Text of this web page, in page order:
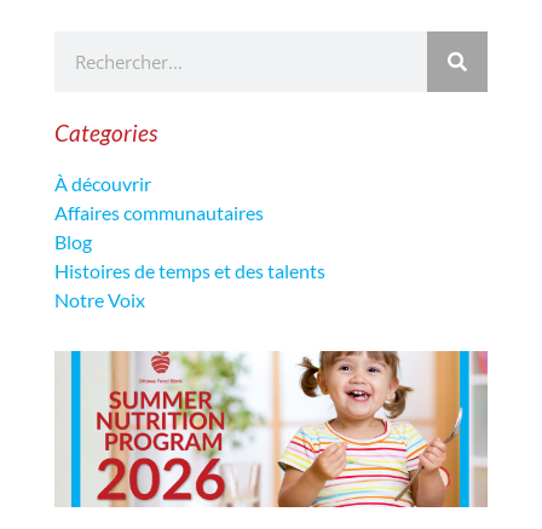
Categories
À découvrir
Affaires communautaires
Blog
Histoires de temps et des talents
Notre Voix